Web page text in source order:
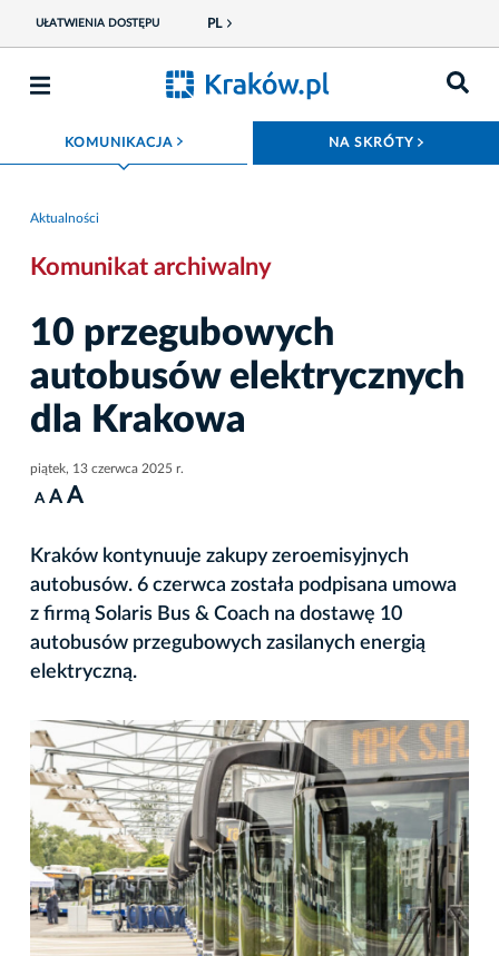
UŁATWIENIA DOSTĘPU PL
KOMUNIKACJA ROZWIŃ MENU NA SKRÓTY
Aktualności
Komunikat archiwalny
10 przegubowych
autobusów elektrycznych
dla Krakowa
piątek, 13 czerwca 2025 r.
A A A
Kraków kontynuuje zakupy zeroemisyjnych
autobusów. 6 czerwca została podpisana umowa
z firmą Solaris Bus & Coach na dostawę 10
autobusów przegubowych zasilanych energią
elektryczną.